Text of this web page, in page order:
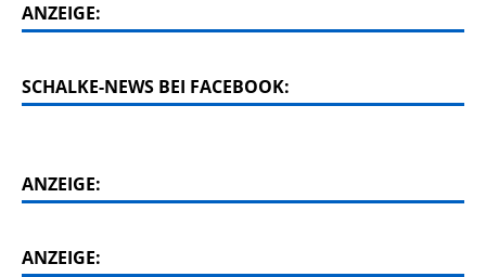
ANZEIGE:
SCHALKE-NEWS BEI FACEBOOK:
ANZEIGE:
ANZEIGE: